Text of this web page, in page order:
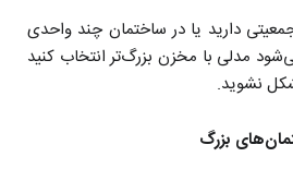
دارید یا در ساختمان چند واحدی
مدلی با مخزن بزرگ‌تر انتخاب کنید
نشوید.